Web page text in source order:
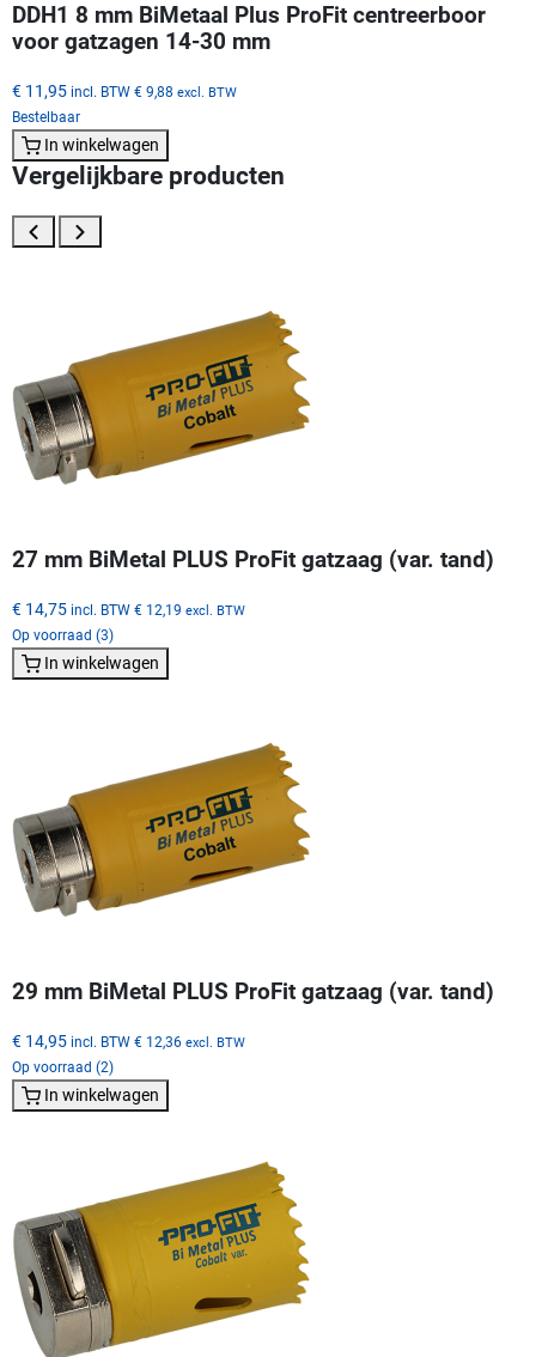
DDH1 8 mm BiMetaal Plus ProFit centreerboor
voor gatzagen 14-30 mm
€ 11,95 incl. BTW € 9,88 excl. BTW
Bestelbaar
In winkelwagen
Vergelijkbare producten
27 mm BiMetal PLUS ProFit gatzaag (var. tand)
€ 14,75 incl. BTW € 12,19 excl. BTW
Op voorraad (3)
In winkelwagen
29 mm BiMetal PLUS ProFit gatzaag (var. tand)
€ 14,95 incl. BTW € 12,36 excl. BTW
Op voorraad (2)
In winkelwagen